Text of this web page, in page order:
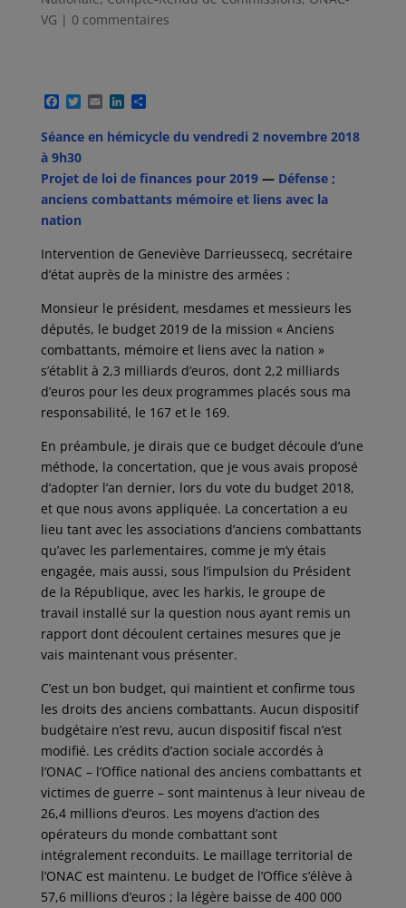
VG | 0 commentaires
F
c
e
b
o
o
k
T
i
t
t
e
r
E
a
i
L
n
k
d
I
n
P
r
t
g
e
r
Séance en hémicycle du vendredi 2 novembre 2018
à 9h30
Projet de loi de finances pour 2019— Défense ;
anciens combattants mémoire et liens avec la
nation
Intervention de Geneviève Darrieussecq, secrétaire
d’état auprès de la ministre des armées :
Monsieur le président, mesdames et messieurs les
députés, le budget 2019 de la mission « Anciens
combattants, mémoire et liens avec la nation »
s’établit à 2,3 milliards d’euros, dont 2,2 milliards
d’euros pour les deux programmes placés sous ma
responsabilité, le 167 et le 169.
En préambule, je dirais que ce budget découle d’une
méthode, la concertation, que je vous avais proposé
d’adopter l’an dernier, lors du vote du budget 2018,
et que nous avons appliquée. La concertation a eu
lieu tant avec les associations d’anciens combattants
qu’avec les parlementaires, comme je m’y étais
engagée, mais aussi, sous l’impulsion du Président
de la République, avec les harkis, le groupe de
travail installé sur la question nous ayant remis un
rapport dont découlent certaines mesures que je
vais maintenant vous présenter.
C’est un bon budget, qui maintient et confirme tous
les droits des anciens combattants. Aucun dispositif
budgétaire n’est revu, aucun dispositif fiscal n’est
modifié. Les crédits d’action sociale accordés à
l’ONAC – l’Office national des anciens combattants et
victimes de guerre – sont maintenus à leur niveau de
26,4 millions d’euros. Les moyens d’action des
opérateurs du monde combattant sont
intégralement reconduits. Le maillage territorial de
l’ONAC est maintenu. Le budget de l’Office s’élève à
57,6 millions d’euros ; la légère baisse de 400 000